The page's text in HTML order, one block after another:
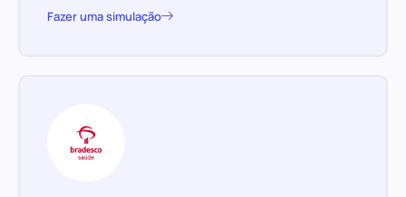
Fazer uma simulação